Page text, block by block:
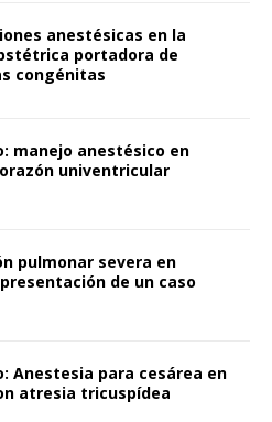
anestésicas en la
portadora de
congénitas
manejo anestésico en
univentricular
pulmonar severa en
de un caso
Anestesia para cesárea en
atresia tricuspídea